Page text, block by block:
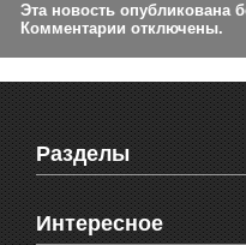
Эта новость опубликована
Комментарии отключены.
Разделы
Новости Феодосии
Новости Крыма
Интересное